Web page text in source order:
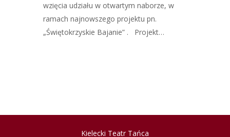
wzięcia udziału w otwartym naborze, w
ramach najnowszego projektu pn.
„Świętokrzyskie Bajanie” . Projekt…
Kielecki Teatr Tańca